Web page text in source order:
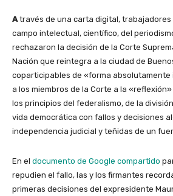
Através de una carta digital, trabajadores
campo intelectual, científico, del
rechazaron la decisión de la Corte
Nación que reintegra a la ciudad de
coparticipables de «forma absolutamente
a los miembros de la Corte a la
los principios del federalismo, de la
vida democrática con fallos y decisiones
independencia judicial y teñidas de un
En el documento de Google compartido
repudien el fallo, las y los firmantes
primeras decisiones del expresidente